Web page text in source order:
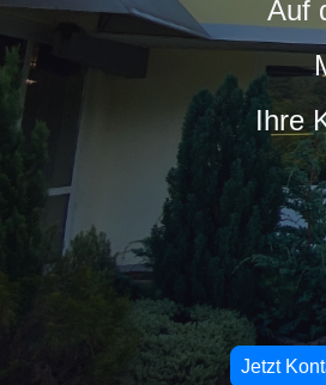
Auf
Ihre
Jetzt